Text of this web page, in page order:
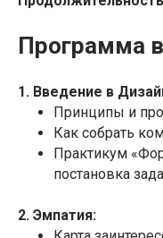
Программа
1. Введение в
Принципы и
Как собрать
Практикум
постановка
2. Эмпатия: